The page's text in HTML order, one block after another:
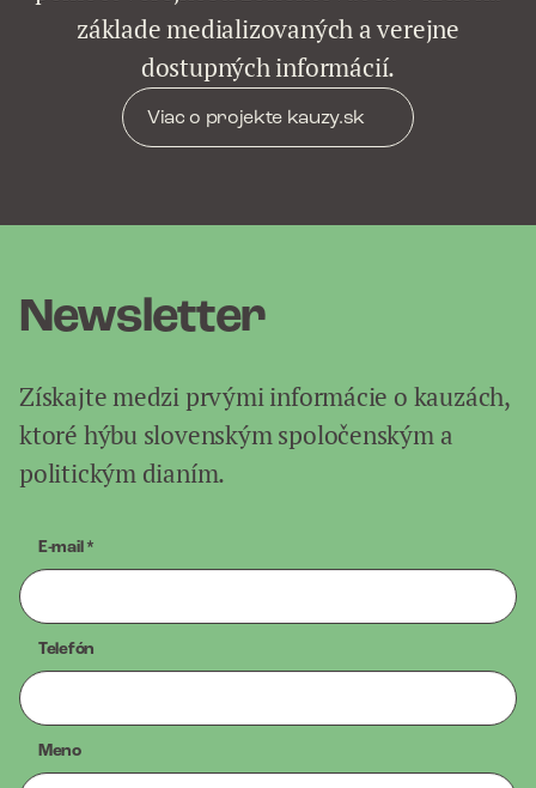
základe medializovaných a verejne
dostupných informácií.
Viac o projekte kauzy.sk
Newsletter
Získajte medzi prvými informácie o kauzách,
ktoré hýbu slovenským spoločenským a
politickým dianím.
E-mail *
Telefón
Meno